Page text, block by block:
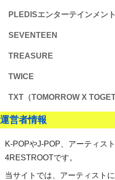
PLEDISエンターテインメント
SEVENTEEN
TREASURE
TWICE
TXT（TOMORROW X
運営者情報
K-POPやJ-POP、アーティス
4RESTROOTです。
当サイトでは、アーティスト